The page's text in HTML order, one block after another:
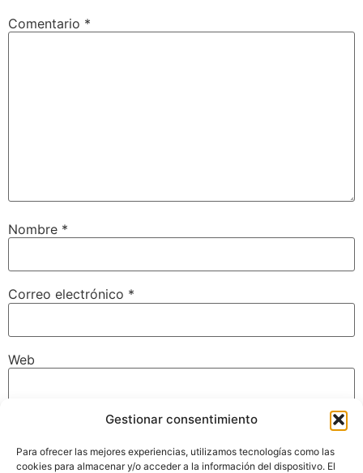
Gestionar consentimiento
Para ofrecer las mejores experiencias, utilizamos tecnologías como las
cookies para almacenar y/o acceder a la información del dispositivo. El
Comentario *
Nombre *
Correo electrónico *
Web
navegador para la próxima vez que comente.